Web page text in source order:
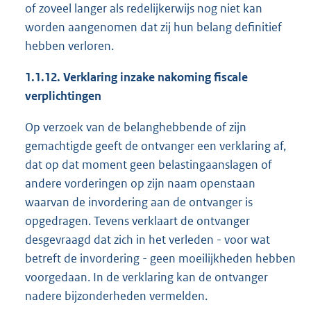
of zoveel langer als redelijkerwijs nog niet kan
worden aangenomen dat zij hun belang definitief
hebben verloren.
1.1.12. Verklaring inzake nakoming fiscale
verplichtingen
Op verzoek van de belanghebbende of zijn
gemachtigde geeft de ontvanger een verklaring af,
dat op dat moment geen belastingaanslagen of
andere vorderingen op zijn naam openstaan
waarvan de invordering aan de ontvanger is
opgedragen. Tevens verklaart de ontvanger
desgevraagd dat zich in het verleden - voor wat
betreft de invordering - geen moeilijkheden hebben
voorgedaan. In de verklaring kan de ontvanger
nadere bijzonderheden vermelden.